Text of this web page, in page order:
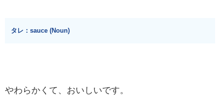
タレ：sauce (Noun)
やわらかくて、おいしいです。